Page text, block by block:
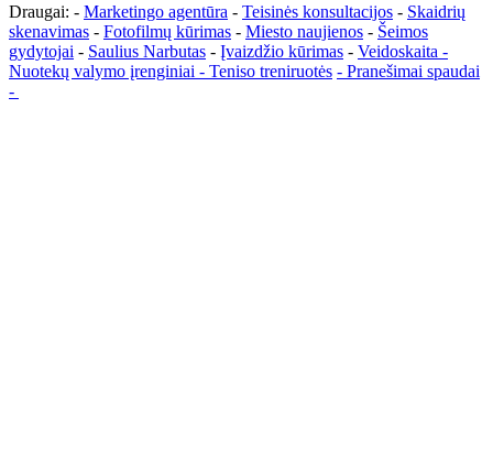
Draugai: - Marketingo agentūra - Teisinės konsultacijos - Skaidrių
skenavimas - Fotofilmų kūrimas - Miesto naujienos - Šeimos
gydytojai - Saulius Narbutas - Įvaizdžio kūrimas - Veidoskaita -
Nuotekų valymo įrenginiai - Teniso treniruotės - Pranešimai spaudai
-